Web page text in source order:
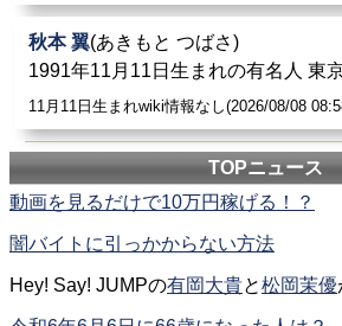
秋本 翼(あきもと つばさ)
1991年11月11日生まれの有名人 東
11月11日生まれwiki情報なし(2026/08/08
TOPニュース
動画を見るだけで10万円稼げる！？
闇バイトに引っかからない方法
Hey! Say! JUMPの有岡大貴と松岡茉優